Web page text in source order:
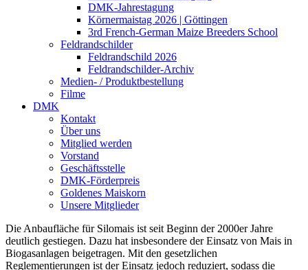
DMK-Jahrestagung
Körnermaistag 2026 | Göttingen
3rd French-German Maize Breeders School
Feldrandschilder
Feldrandschild 2026
Feldrandschilder-Archiv
Medien- / Produktbestellung
Filme
DMK
Kontakt
Über uns
Mitglied werden
Vorstand
Geschäftsstelle
DMK-Förderpreis
Goldenes Maiskorn
Unsere Mitglieder
Die Anbaufläche für Silomais ist seit Beginn der 2000er Jahre
deutlich gestiegen. Dazu hat insbesondere der Einsatz von Mais in
Biogasanlagen beigetragen. Mit den gesetzlichen
Reglementierungen ist der Einsatz jedoch reduziert, sodass die